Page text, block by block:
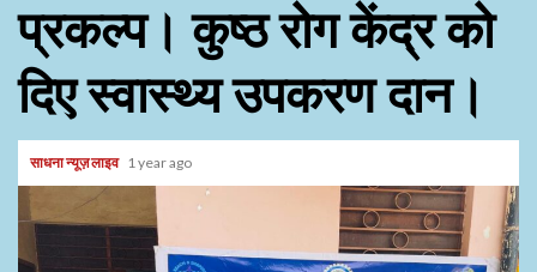
प्रकल्प। कुष्ठ रोग केंद्र को
दिए स्वास्थ्य उपकरण दान।
साधना न्यूज़ लाइव 1 year ago